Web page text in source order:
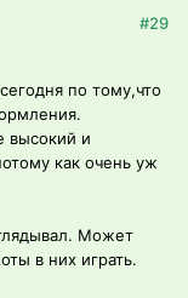
#29
по тому,что
высокий и
как очень уж
Может
в них играть.